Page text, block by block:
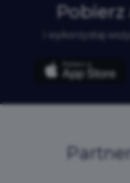
i wykorzystaj